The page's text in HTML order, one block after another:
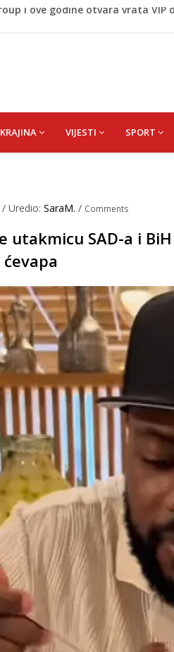
ipak u Mostaru igra
pala na koncertu u Budvi
mladost: Na Ahiret preselila
i ove godine otvara vrata VIP
KRAJINA VIJESTI SPORT
/ Uredio: SaraM. / Comments
utakmicu SAD-a i